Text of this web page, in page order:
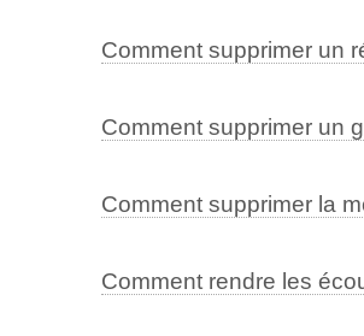
Comment supprimer un
Comment supprimer un
Comment supprimer la
Comment rendre les